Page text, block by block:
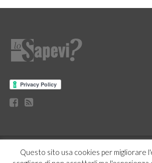
NEWS
CASA E CUCINA
Questo sito usa cookies per migliorare